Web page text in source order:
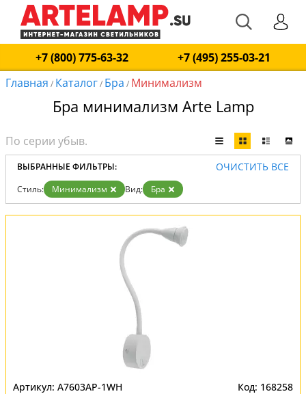
+7 (800) 775-63-32
+7 (495) 255-03-21
Главная / Каталог/ Бра / Минимализм
Бра минимализм Arte Lamp
ВЫБРАННЫЕ ФИЛЬТРЫ: ОЧИСТИТЬ ВСЕ
Стиль: Минимализм Вид: Бра
A7603AP-1WH 168258